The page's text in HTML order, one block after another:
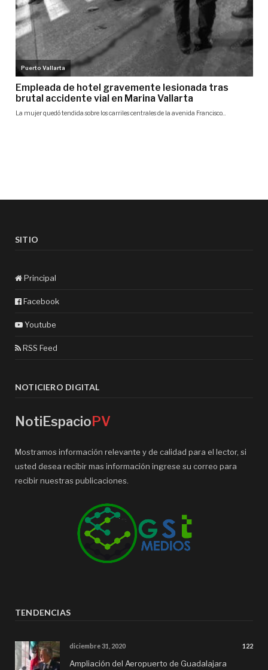
SITIO
Principal
Facebook
Youtube
RSS Feed
NOTICIERO DIGITAL
NotiEspacioPV
Mostramos información relevante y de calidad para el lector, si
usted desea recibir mas información ingrese su correo para
recibir nuestras publicaciones.
TENDENCIAS
diciembre 31, 2020 122
Ampliación del Aeropuerto de Guadalajara